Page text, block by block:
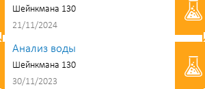
Шейнкмана 130
21/11/2024
Анализ воды
Шейнкмана 130
30/11/2023